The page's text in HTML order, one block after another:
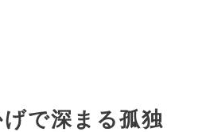
で深まる孤独